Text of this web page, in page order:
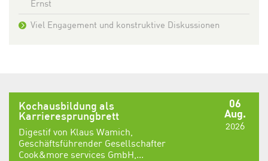
Ernst
Viel Engagement und konstruktive Diskussionen
06
Aug.
2026
Kochausbildung als
Karrieresprungbrett
Digestif von Klaus Wamich,
Geschäftsführender Gesellschafter
Cook&more services GmbH,...